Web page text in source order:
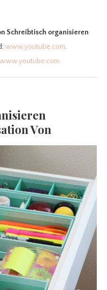
Schreibtisch organisieren
www.youtube.com.
www.youtube.com
Von